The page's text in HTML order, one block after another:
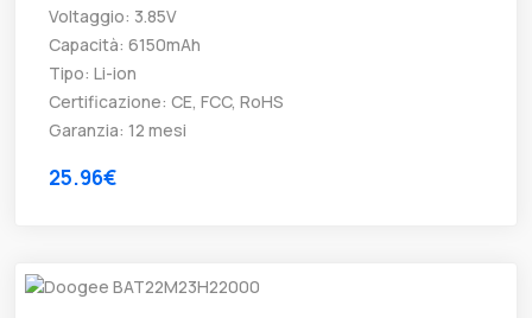
Voltaggio: 3.85V
Capacità: 6150mAh
Tipo: Li-ion
Certificazione: CE, FCC, RoHS
Garanzia: 12 mesi
25.96€